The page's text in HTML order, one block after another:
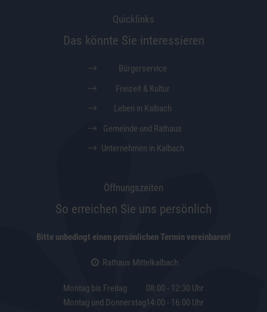
Quicklinks
Das könnte Sie interessieren
Bürgerservice
Freizeit & Kultur
Leben in Kalbach
Gemeinde und Rathaus
Unternehmen in Kalbach
Öffnungszeiten
So erreichen Sie uns persönlich
Bitte unbedingt einen persönlichen Termin vereinbaren!
Rathaus Mittelkalbach
Montag bis Freitag
08:00 - 12:30 Uhr
Montag und Donnerstag14:00 - 16:00 Uhr